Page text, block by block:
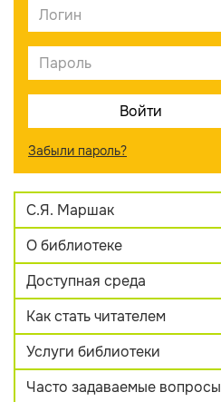
Забыли пароль?
С.Я. Маршак
О библиотеке
Доступная среда
Как стать читателем
Услуги библиотеки
Часто задаваемые вопросы